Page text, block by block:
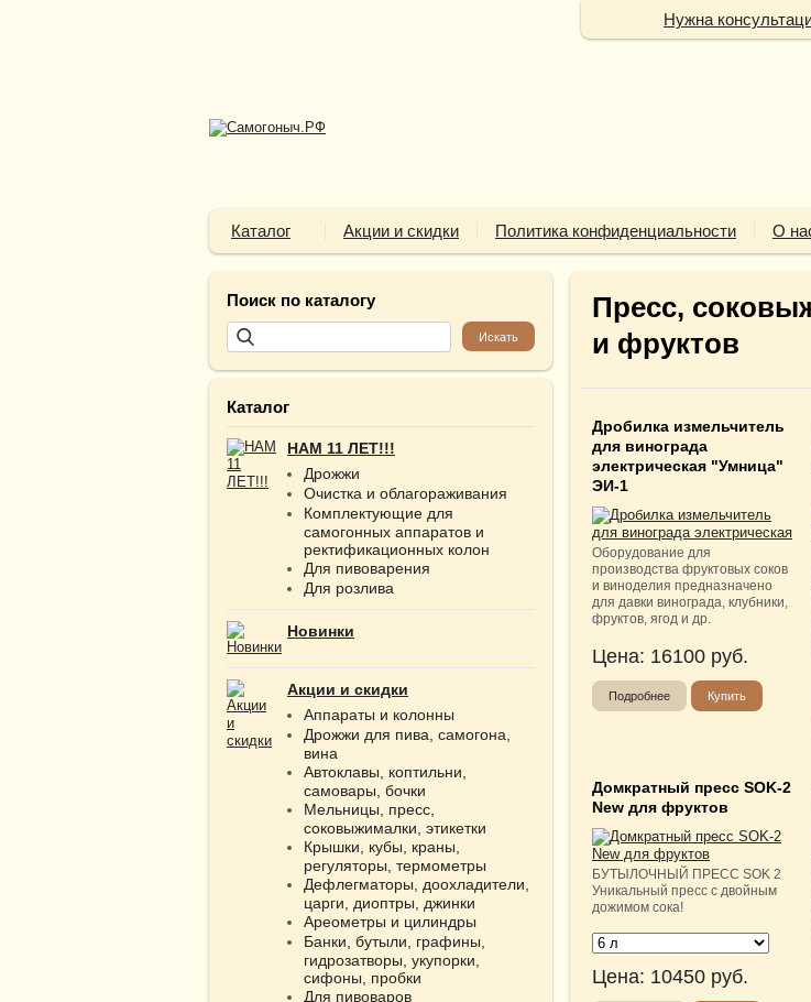
Каталог Акции и скидки Политика конфиденциальности О
Поиск по каталогу
Каталог
НАМ 11 ЛЕТ!!!
Дрожжи
Очистка и облагораживания
Комплектующие для
самогонных аппаратов и
ректификационных колон
Для пивоварения
Для розлива
Новинки
Акции и скидки
Аппараты и колонны
Дрожжи для пива, самогона,
вина
Автоклавы, коптильни,
самовары, бочки
Мельницы, пресс,
соковыжималки, этикетки
Крышки, кубы, краны,
регуляторы, термометры
Дефлегматоры, доохладители,
царги, диоптры, джинки
Ареометры и цилиндры
Банки, бутыли, графины,
гидрозатворы, укупорки,
сифоны, пробки
Для пивоваров
Пресс,
и фруктов
Дробилка измельчитель
для винограда
электрическая "Умница"
ЭИ-1
Оборудование для
производства фруктовых соков
и виноделия предназначено
для давки винограда, клубники,
фруктов, ягод и др.
Цена: 16100 руб.
Подробнее Купить
Домкратный пресс SOK-2
New для фруктов
БУТЫЛОЧНЫЙ ПРЕСC SOK 2
Уникальный пресс с двойным
дожимом сока!
Цена: 10450 руб.
Нужна